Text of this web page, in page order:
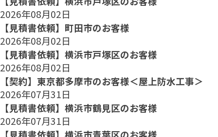
2026年08月02日
【見積書依頼】町田市のお客様
2026年08月02日
【見積書依頼】横浜市戸塚区のお客様
2026年08月02日
【契約】東京都多摩市のお客様＜屋上防水工事＞
2026年07月31日
【見積書依頼】横浜市鶴見区のお客様
2026年07月31日